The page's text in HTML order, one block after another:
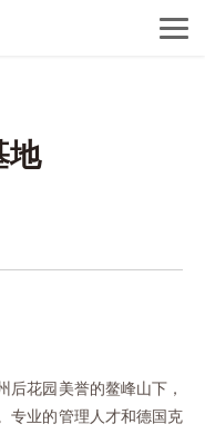
地
后花园美誉的鳌峰山下，
专业的管理人才和德国克